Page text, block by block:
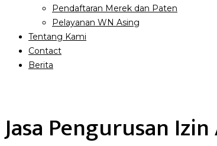
Pendaftaran Merek dan Paten
Pelayanan WN Asing
Tentang Kami
Contact
Berita
Jasa Pengurusan